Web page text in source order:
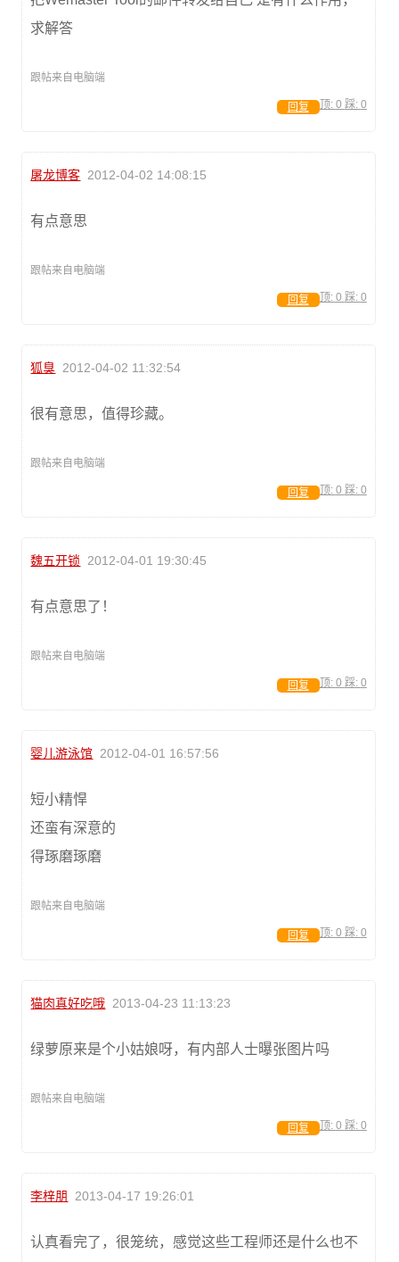
求解答
跟帖来自电脑端
顶: 0 踩: 0
回复
屠龙博客 2012-04-02 14:08:15
有点意思
跟帖来自电脑端
顶: 0 踩: 0
回复
狐臭 2012-04-02 11:32:54
很有意思，值得珍藏。
跟帖来自电脑端
顶: 0 踩: 0
回复
魏五开锁 2012-04-01 19:30:45
有点意思了！
跟帖来自电脑端
顶: 0 踩: 0
回复
婴儿游泳馆 2012-04-01 16:57:56
短小精悍
还蛮有深意的
得琢磨琢磨
跟帖来自电脑端
顶: 0 踩: 0
回复
猫肉真好吃哦 2013-04-23 11:13:23
绿萝原来是个小姑娘呀，有内部人士曝张图片吗
跟帖来自电脑端
顶: 0 踩: 0
回复
李梓朋 2013-04-17 19:26:01
认真看完了，很笼统，感觉这些工程师还是什么也不